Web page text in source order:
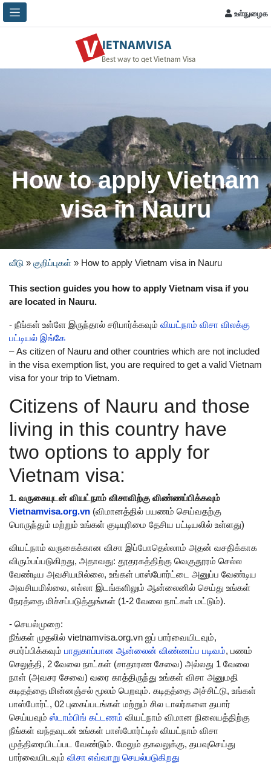
உள்நுழைக
How to apply Vietnam
visa in Nauru
வீடு » குறிப்புகள் » How to apply Vietnam visa in Nauru
This section guides you how to apply Vietnam visa if you
are located in Nauru.
- நீங்கள் உள்ளே இருந்தால் சரிபார்க்கவும் வியட்நாம் விசா விலக்கு
பட்டியல் இங்கே
– As citizen of Nauru and other countries which are not included
in the visa exemption list, you are required to get a valid Vietnam
visa for your trip to Vietnam.
Citizens of Nauru and those
living in this country have
two options to apply for
Vietnam visa:
1. வருகையுடன் வியட்நாம் விசாவிற்கு விண்ணப்பிக்கவும்
Vietnamvisa.org.vn (விமானத்தில் பயணம் செய்வதற்கு
பொருந்தும் மற்றும் உங்கள் குடியுரிமை தேசிய பட்டியலில் உள்ளது)
வியட்நாம் வருகைக்கான விசா இப்போதெல்லாம் அதன் வசதிக்காக
விரும்பப்படுகிறது, அதாவது: தூதரகத்திற்கு வெகுதூரம் செல்ல
வேண்டிய அவசியமில்லை, உங்கள் பாஸ்போர்ட்டை அனுப்ப வேண்டிய
அவசியமில்லை, எல்லா இடங்களிலும் ஆன்லைனில் செய்து உங்கள்
நேரத்தை மிச்சப்படுத்துங்கள் (1-2 வேலை நாட்கள் மட்டும்).
- செயல்முறை:
நீங்கள் முதலில் vietnamvisa.org.vn ஐப் பார்வையிடவும்,
சமர்ப்பிக்கவும் பாதுகாப்பான ஆன்லைன் விண்ணப்ப படிவம், பணம்
செலுத்தி, 2 வேலை நாட்கள் (சாதாரண சேவை) அல்லது 1 வேலை
நாள் (அவசர சேவை) வரை காத்திருந்து உங்கள் விசா அனுமதி
கடிதத்தை மின்னஞ்சல் மூலம் பெறவும். கடிதத்தை அச்சிட்டு, உங்கள்
பாஸ்போர்ட், 02 புகைப்படங்கள் மற்றும் சில டாலர்களை தயார்
செய்யவும் ஸ்டாம்பிங் கட்டணம் வியட்நாம் விமான நிலையத்திற்கு
நீங்கள் வந்தவுடன் உங்கள் பாஸ்போர்ட்டில் வியட்நாம் விசா
முத்திரையிடப்பட வேண்டும். மேலும் தகவலுக்கு, தயவுசெய்து
பார்வையிடவும் விசா எவ்வாறு செயல்படுகிறது